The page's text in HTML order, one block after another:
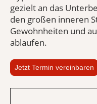
gezielt an das
den großen inneren
Gewohnheiten und
ablaufen.
Jetzt Termin vereinbaren